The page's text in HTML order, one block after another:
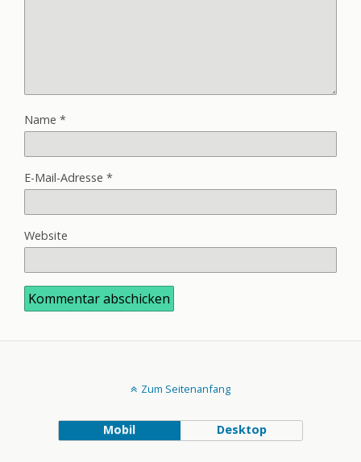
Name *
E-Mail-Adresse *
Website
Zum Seitenanfang
Mobil Desktop